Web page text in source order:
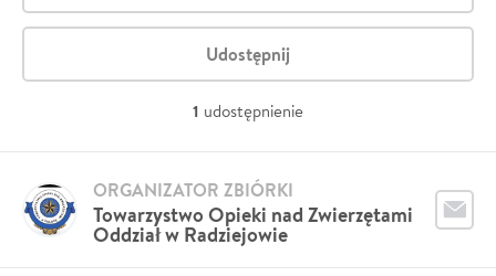
Udostępnij
1 udostępnienie
Towarzystwo Opieki nad Zwierzętami
Oddział w Radziejowie
ORGANIZATOR ZBIÓRKI